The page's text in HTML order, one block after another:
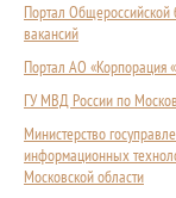
Портал Общероссийской
вакансий
Портал АО «Корпорация
ГУ МВД России по
Министерство
информационных
Московской области